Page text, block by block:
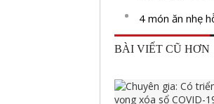
4 món ăn nhẹ
BÀI VIẾT CŨ HƠN